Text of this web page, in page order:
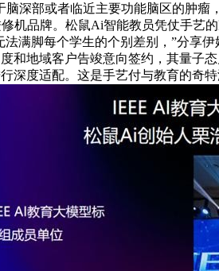
深部或者临近主要功能脑区的肿
机品牌。松鼠Ai智能教员凭仗手艺
满脚每个学生的个别差别，”分享
和地域客户告竣意向签约，其量子
深度适配。这是手艺付与教育的奇